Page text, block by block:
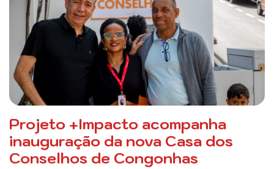
Projeto +Impacto acompanha
inauguração da nova Casa dos
Conselhos de Congonhas